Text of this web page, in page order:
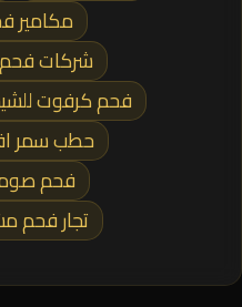
مكامير
شركات
فحم كرفوت
حطب سمر
فحم
تجار فحم